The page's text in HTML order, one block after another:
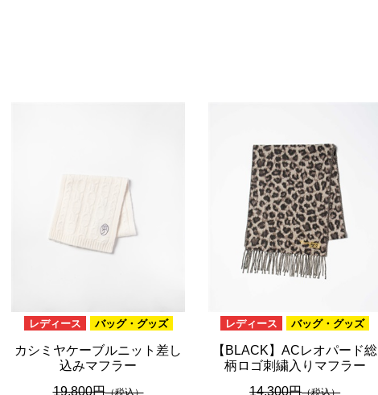
レディース バッグ・グッズ
カシミヤケーブルニット差し
込みマフラー
19,800円（税込）
レディース バッグ・グッズ
【BLACK】ACレオパード総
柄ロゴ刺繍入りマフラー
14,300円（税込）